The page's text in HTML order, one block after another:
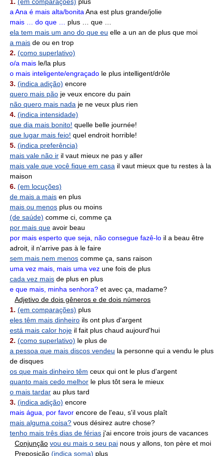
a Ana é mais alta/bonita Ana est plus grande/jolie
mais … do que …
plus … que …
ela tem mais um ano do que eu elle a un an de plus que moi
a mais de ou en trop
2. (como superlativo)
o/a mais le/la plus
o mais inteligente/engraçado le plus intelligent/drôle
3. (indica adição) encore
quero mais pão je veux encore du pain
não quero mais nada je ne veux plus rien
4. (indica intensidade)
que dia mais bonito! quelle belle journée!
que lugar mais feio! quel endroit horrible!
5. (indica preferência)
mais vale não ir il vaut mieux ne pas y aller
mais vale que você fique em casa il vaut mieux que tu restes à la
maison
6. (em locuções)
de mais a mais en plus
mais ou menos plus ou moins
(de saúde) comme ci, comme ça
por mais que avoir beau
por mais esperto que seja, não consegue fazê-lo il a beau être
adroit, il n'arrive pas à le faire
sem mais nem menos comme ça, sans raison
uma vez mais, mais uma vez une fois de plus
cada vez mais de plus en plus
e que mais, minha senhora? et avec ça, madame?
Adjetivo de dois gêneros e de dois números
1. (em comparações) plus
eles têm mais dinheiro ils ont plus d'argent
está mais calor hoje il fait plus chaud aujourd'hui
2. (como superlativo) le plus de
a pessoa que mais discos vendeu la personne qui a vendu le plus
de disques
os que mais dinheiro têm ceux qui ont le plus d'argent
quanto mais cedo melhor le plus tôt sera le mieux
o mais tardar au plus tard
3. (indica adição) encore
mais água, por favor encore de l'eau, s'il vous plaît
mais alguma coisa? vous désirez autre chose?
tenho mais três dias de férias j'ai encore trois jours de vacances
Conjunção vou eu mais o seu pai nous y allons, ton père et moi
Preposição (indica soma) plus